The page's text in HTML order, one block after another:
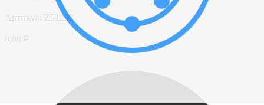
Z51292